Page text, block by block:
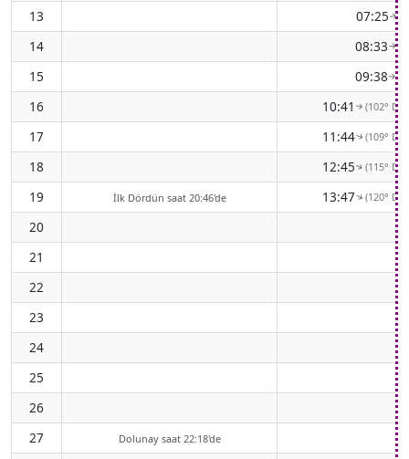
13 07:25↑
14 08:33↑
15 09:38↑
16 10:41 ↑(102°
17 11:44↑(109°
18 12:45↑(115°
19 İlk Dördün saat 20:46'de 13:47↑(120°
20
21
22
23
24
25
26
27
Dolunay saat 22:18'de